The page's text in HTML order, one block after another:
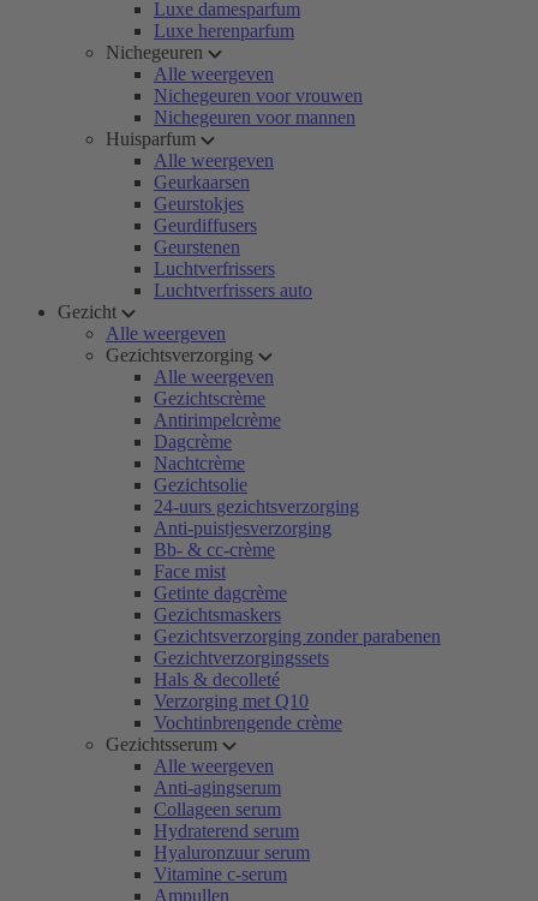
Luxe damesparfum
Luxe herenparfum
Nichegeuren
Alle weergeven
Nichegeuren voor vrouwen
Nichegeuren voor mannen
Huisparfum
Alle weergeven
Geurkaarsen
Geurstokjes
Geurdiffusers
Geurstenen
Luchtverfrissers
Luchtverfrissers auto
Gezicht
Alle weergeven
Gezichtsverzorging
Alle weergeven
Gezichtscrème
Antirimpelcrème
Dagcrème
Nachtcrème
Gezichtsolie
24-uurs gezichtsverzorging
Anti-puistjesverzorging
Bb- & cc-crème
Face mist
Getinte dagcrème
Gezichtsmaskers
Gezichtsverzorging zonder parabenen
Gezichtverzorgingssets
Hals & decolleté
Verzorging met Q10
Vochtinbrengende crème
Gezichtsserum
Alle weergeven
Anti-agingserum
Collageen serum
Hydraterend serum
Hyaluronzuur serum
Vitamine c-serum
Ampullen